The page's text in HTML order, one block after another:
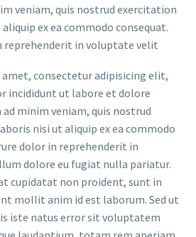
veniam, quis nostrud exercitation
ex ea commodo consequat.
reprehenderit in voluptate velit
consectetur adipisicing elit,
incididunt ut labore et dolore
minim veniam, quis nostrud
nisi ut aliquip ex ea commodo
dolor in reprehenderit in
dolore eu fugiat nulla pariatur.
cupidatat non proident, sunt in
mollit anim id est laborum. Sed ut
iste natus error sit voluptatem